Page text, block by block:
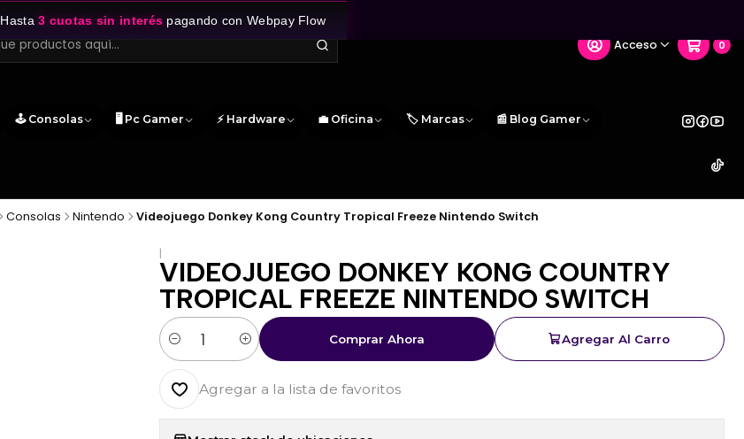
Acceso 0
🕹️ Consolas 🖥️ Pc Gamer ⚡ Hardware 💼 Oficina 🏷️ Marcas 📰 Blog Gamer
Hasta3 cuotas sin interés pagando con Webpay Flow
Consolas Nintendo Videojuego Donkey Kong Country Tropical Freeze Nintendo Switch
|
VIDEOJUEGO DONKEY KONG COUNTRY
TROPICAL FREEZE NINTENDO SWITCH
Cantidad
Agregar Al Carro
Comprar Ahora
Agregar a la lista de favoritos